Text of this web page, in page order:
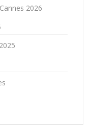
2026